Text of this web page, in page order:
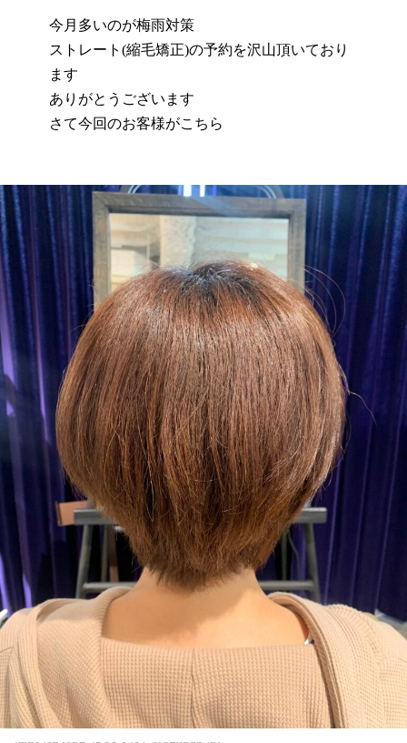
今月多いのが梅雨対策
ストレート(縮毛矯正)の予約を沢山頂いており
ます
ありがとうございます
さて今回のお客様がこちら